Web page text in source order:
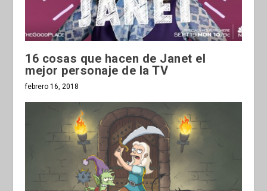
16 cosas que hacen de Janet el
mejor personaje de la TV
febrero 16, 2018